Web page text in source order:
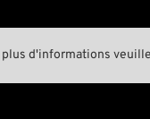
d'informations
 